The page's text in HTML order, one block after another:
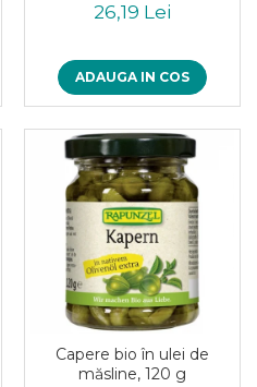
26,19 Lei
ADAUGA IN COS
Capere bio în ulei de
măsline, 120 g